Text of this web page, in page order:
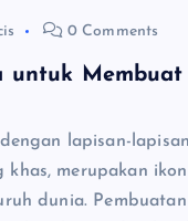
0 Comments
untuk
lapisan-
khas, merupakan
dunia.